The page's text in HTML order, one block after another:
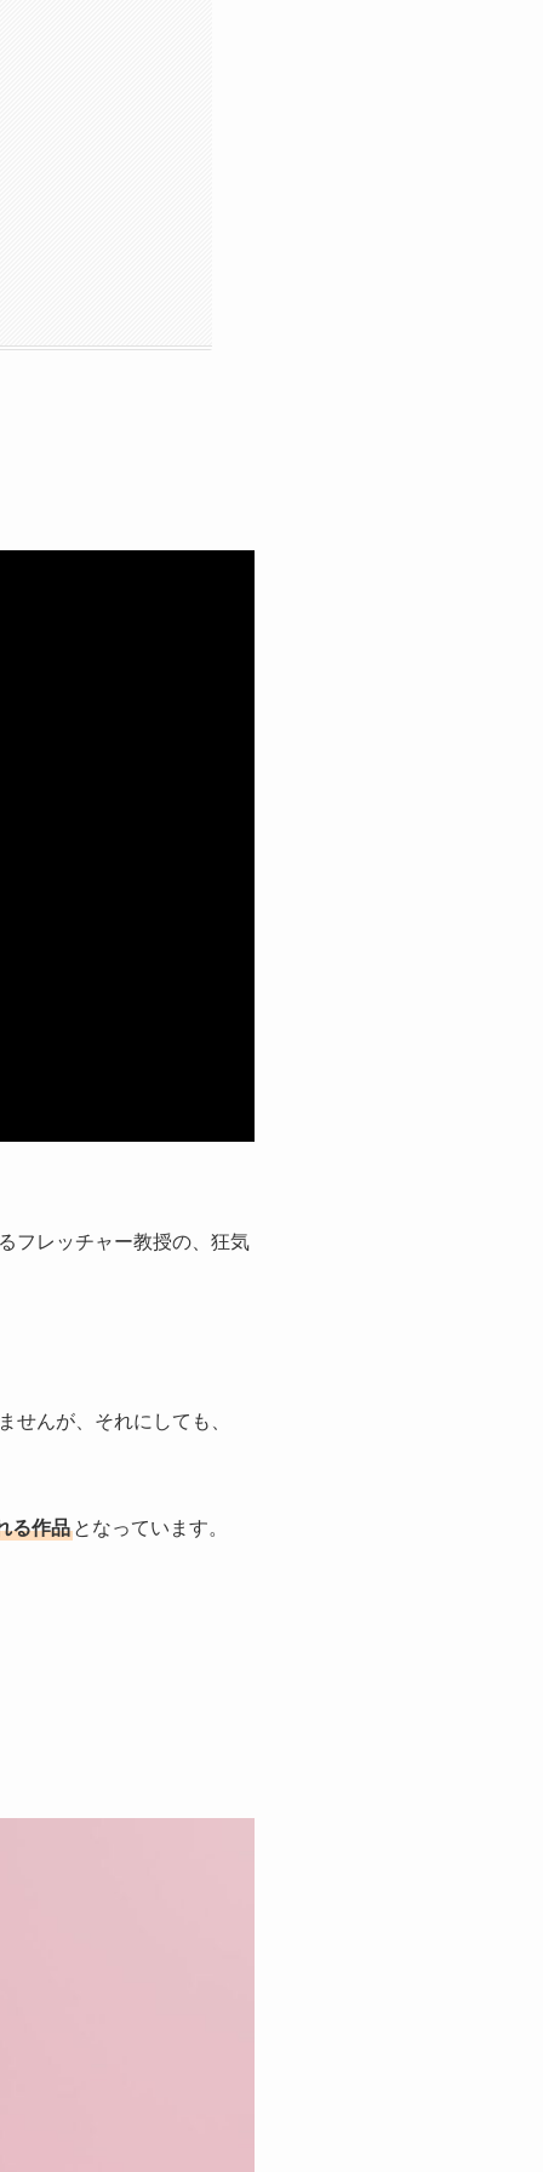
フレッチャー教授の、狂気
せんが、それにしても、
る作品 となっています。